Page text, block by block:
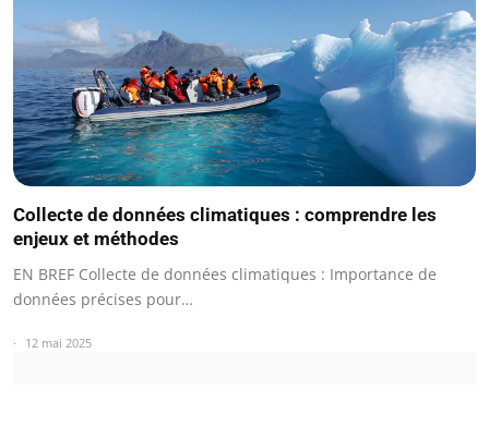
Collecte de données climatiques : comprendre les
enjeux et méthodes
EN BREF Collecte de données climatiques : Importance de
données précises pour…
12 mai 2025